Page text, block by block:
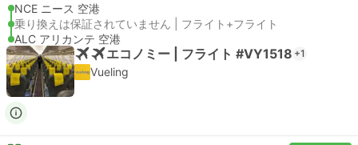
NCE ニース 空港
乗り換えは保証されていません | フライト+フライト
ALC アリカンテ 空港
エコノミー | フライト #VY1518 +1
Vueling